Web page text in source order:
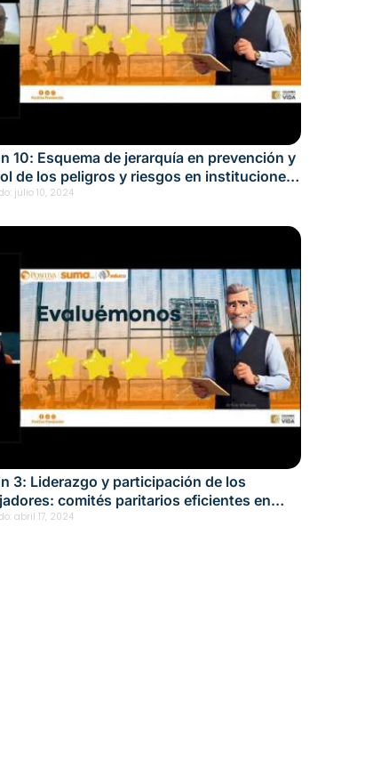
10: Esquema de jerarquía en prevención y
de los peligros y riesgos en instituciones
Fecha: julio 10, 2024
julio 10, 2024
3: Liderazgo y participación de los
comités paritarios eficientes en
el sector educación Fecha: abril 17, 2024
abril 17, 2024